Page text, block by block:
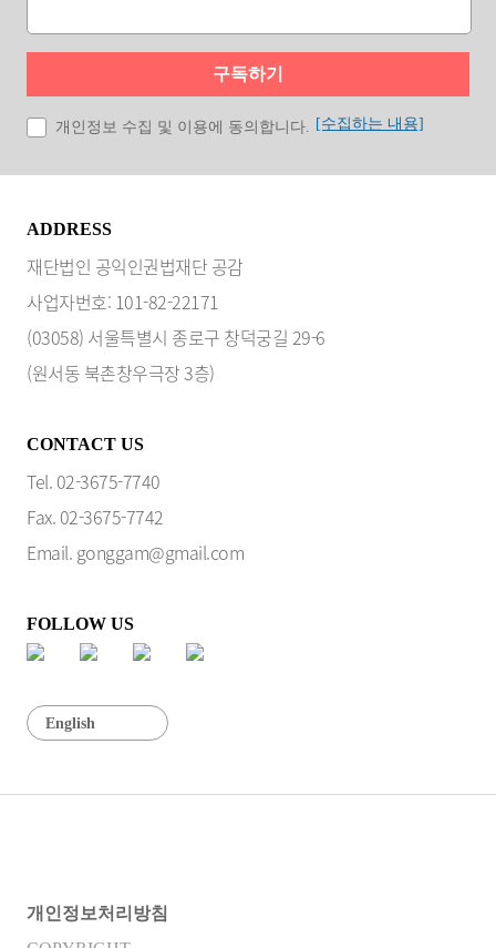
구독하기
개인정보 수집 및 이용에 동의합니다. [수집하는 내용]
ADDRESS
재단법인 공익인권법재단 공감
사업자번호: 101-82-22171
(03058) 서울특별시 종로구 창덕궁길 29-6
(원서동 북촌창우극장 3층)
CONTACT US
Tel. 02-3675-7740
Fax. 02-3675-7742
Email. gonggam@gmail.com
FOLLOW US
English
개인정보처리방침